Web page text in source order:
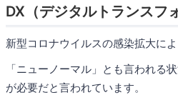
DX（デジタルトランスフ
新型コロナウイルスの感染拡大に
「ニューノーマル」とも言われる
が必要だと言われています。